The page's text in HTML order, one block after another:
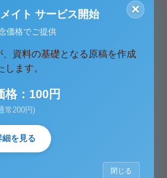
×
イト サービス開始
価格でご提供
資料の基礎となる原稿を作成
します。
格：100円
常200円)
細を見る
閉じる